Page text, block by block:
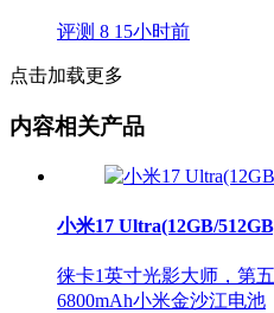
评测 8 15小时前
点击加载更多
内容相关产品
小米17 Ultra(12GB/
徕卡1英寸光影大师，第
6800mAh小米金沙江电池